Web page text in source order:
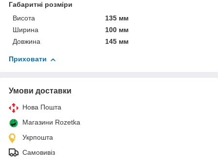
Габаритні розміри
Висота
135 мм
Ширина
100 мм
Довжина
145 мм
Приховати
Умови доставки
Нова Пошта
Магазини Rozetka
Укрпошта
Самовивіз